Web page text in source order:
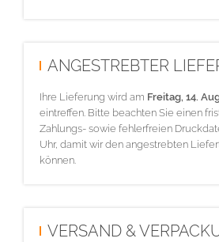
ANGESTREBTER
Ihre Lieferung wird am Freitag, 14.
eintreffen. Bitte beachten Sie einen
Zahlungs- sowie fehlerfreien
Uhr, damit wir den angestrebten
können.
VERSAND &